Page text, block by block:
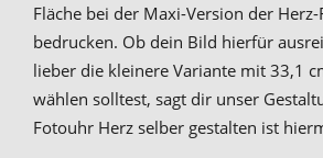
Fläche bei der Maxi-Version der
bedrucken. Ob dein Bild hierfür
lieber die kleinere Variante mit 33,1
wählen solltest, sagt dir unser
Fotouhr Herz selber gestalten ist